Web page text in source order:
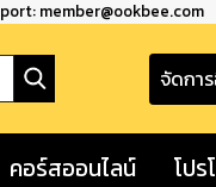
member@ookbee.com
จัดกา
คอร์สออนไลน์ โปร